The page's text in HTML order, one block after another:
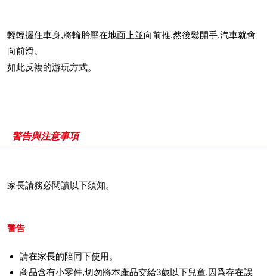
輕輕握住車身,將輪胎壓在地面上並向前推,然後鬆開手,汽車就會
向前滑。
如此反複的游玩方式。
警告與注意事項
家長請務必閱讀以下須知。
警告
請在家長的陪同下使用。
商品含有小零件,切勿將本產品交給3歲以下兒童,因爲存在誤